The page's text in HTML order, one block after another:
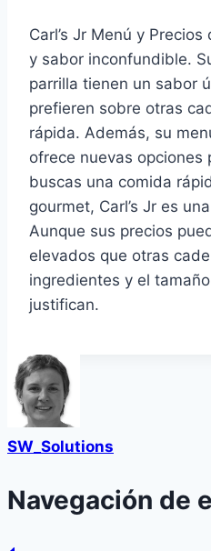
Carl’s Jr Menú y
y sabor inconfundible.
parrilla tienen un sabor
prefieren sobre otras
rápida. Además, su
ofrece nuevas opciones
buscas una comida
gourmet, Carl’s Jr es
Aunque sus precios
elevados que otras
ingredientes y el
justifican.
SW_Solutions
Navegación de